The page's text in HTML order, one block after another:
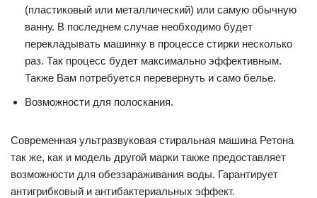
(пластиковый или металлический) или самую обычную
ванну. В последнем случае необходимо будет
перекладывать машинку в процессе стирки несколько
раз. Так процесс будет максимально эффективным.
Также Вам потребуется перевернуть и само белье.
Возможности для полоскания.
Современная ультразвуковая стиральная машина Ретона
так же, как и модель другой марки также предоставляет
возможности для обеззараживания воды. Гарантирует
антигрибковый и антибактериальных эффект.